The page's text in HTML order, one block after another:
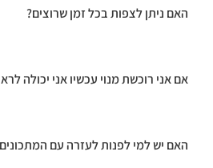
האם ניתן לצפות בכל זמן שרוצים?
אם אני רוכשת מנוי עכשיו אני יכולה
האם יש למי לפנות לעזרה עם